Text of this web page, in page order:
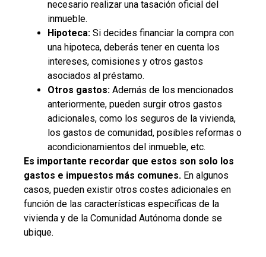
necesario realizar una tasación oficial del
inmueble.
Hipoteca: Si decides financiar la compra con
una hipoteca, deberás tener en cuenta los
intereses, comisiones y otros gastos
asociados al préstamo.
Otros gastos: Además de los mencionados
anteriormente, pueden surgir otros gastos
adicionales, como los seguros de la vivienda,
los gastos de comunidad, posibles reformas o
acondicionamientos del inmueble, etc.
Es importante recordar que estos son solo los
gastos e impuestos más comunes. En algunos
casos, pueden existir otros costes adicionales en
función de las características específicas de la
vivienda y de la Comunidad Autónoma donde se
ubique.